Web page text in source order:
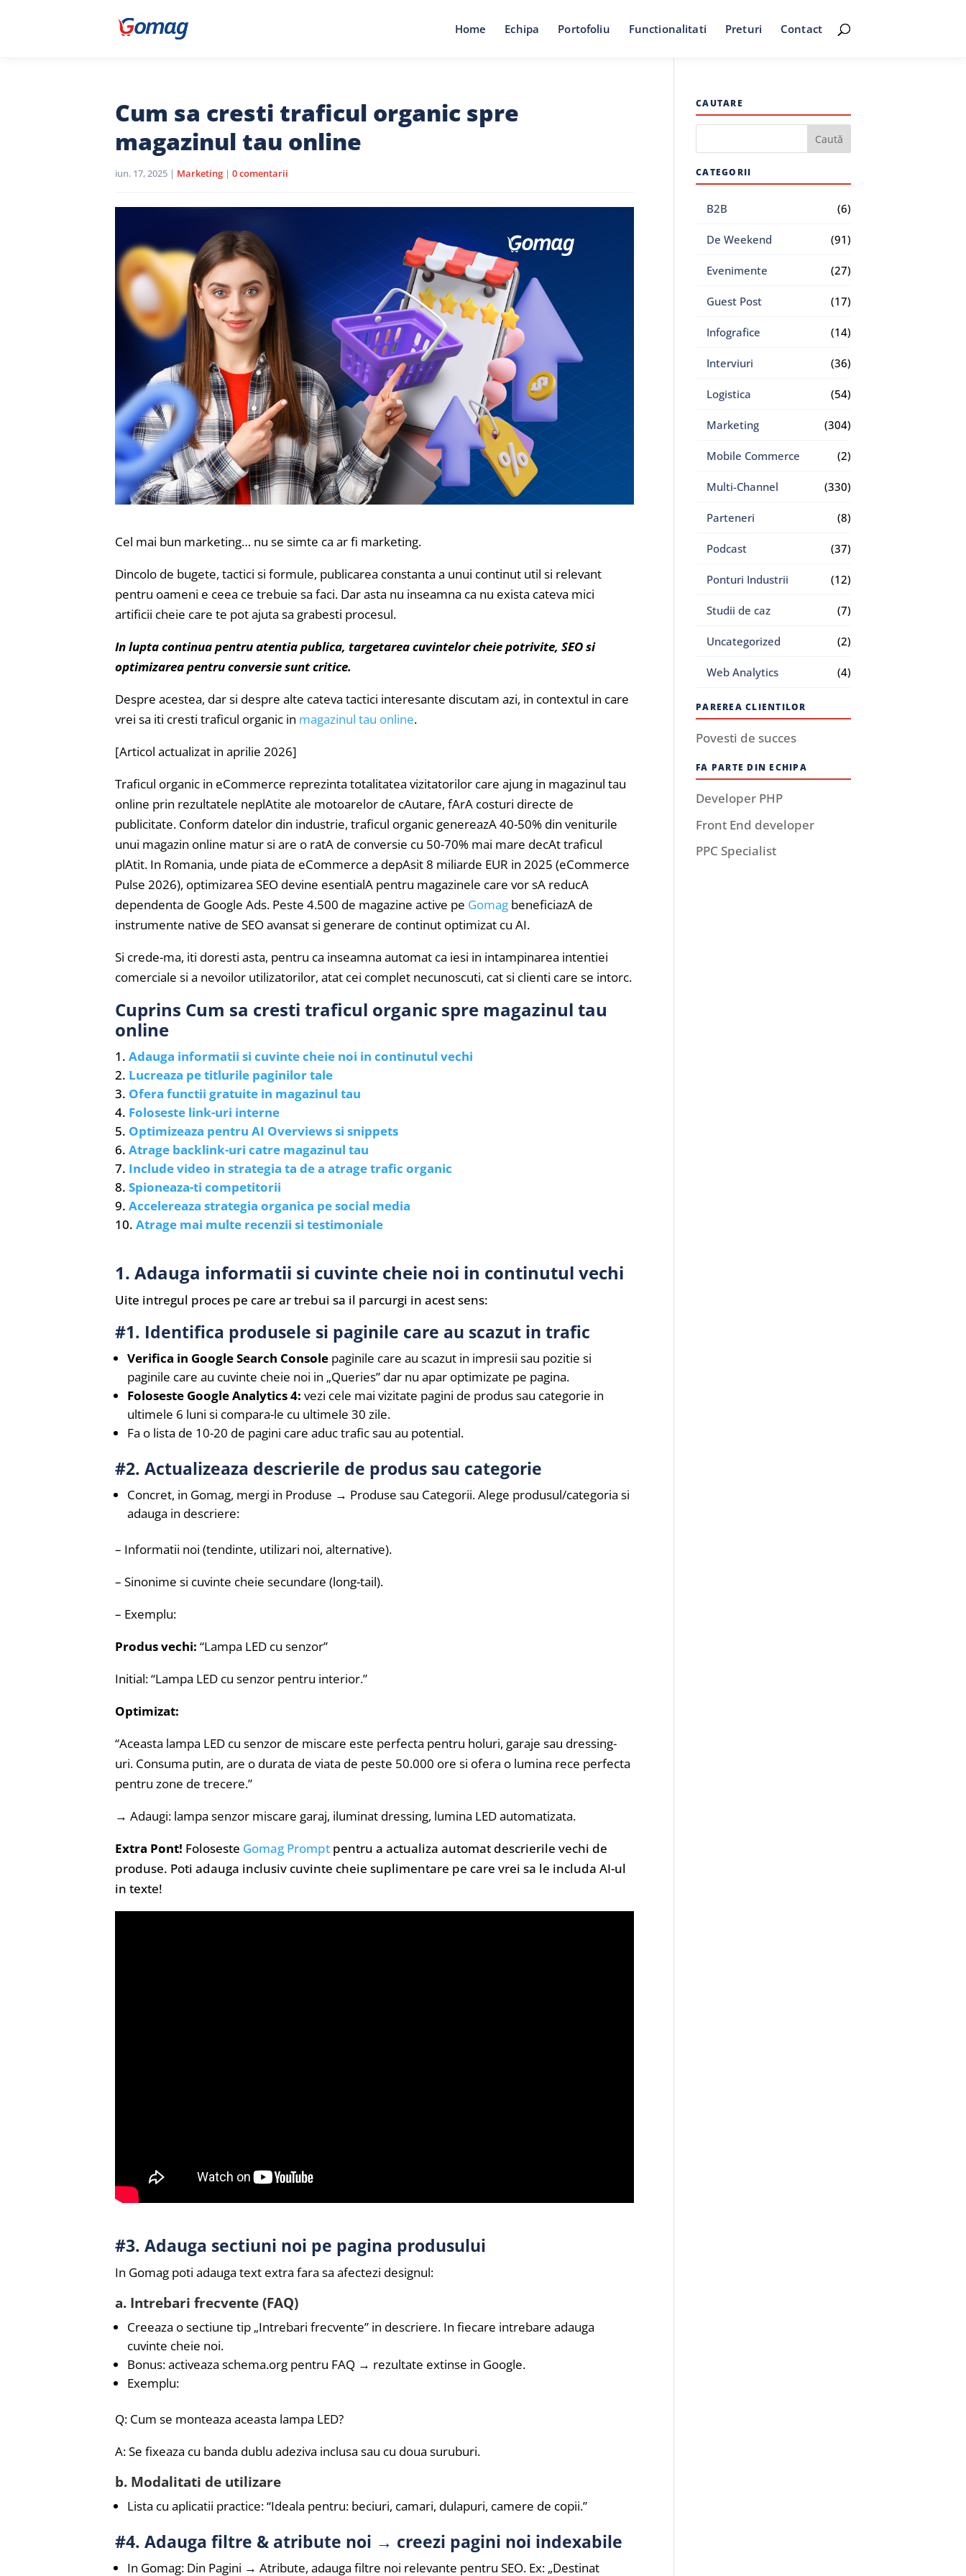
Home Echipa Portofoliu Functionalitati Preturi Contact
Cum sa cresti traficul organic spre
magazinul tau online
iun. 17, 2025 | Marketing | 0 comentarii
Cel mai bun marketing… nu se simte ca ar fi marketing.
Dincolo de bugete, tactici si formule, publicarea constanta a unui continut util si relevant
pentru oameni e ceea ce trebuie sa faci. Dar asta nu inseamna ca nu exista cateva mici
artificii cheie care te pot ajuta sa grabesti procesul.
In lupta continua pentru atentia publica, targetarea cuvintelor cheie potrivite, SEO si
optimizarea pentru conversie sunt critice.
Despre acestea, dar si despre alte cateva tactici interesante discutam azi, in contextul in care
vrei sa iti cresti traficul organic in magazinul tau online.
[Articol actualizat in aprilie 2026]
Traficul organic in eCommerce reprezinta totalitatea vizitatorilor care ajung in magazinul tau
online prin rezultatele neplAtite ale motoarelor de cAutare, fArA costuri directe de
publicitate. Conform datelor din industrie, traficul organic genereazA 40-50% din veniturile
unui magazin online matur si are o ratA de conversie cu 50-70% mai mare decAt traficul
plAtit. In Romania, unde piata de eCommerce a depAsit 8 miliarde EUR in 2025 (eCommerce
Pulse 2026), optimizarea SEO devine esentialA pentru magazinele care vor sA reducA
dependenta de Google Ads. Peste 4.500 de magazine active pe Gomag beneficiazA de
instrumente native de SEO avansat si generare de continut optimizat cu AI.
Si crede-ma, iti doresti asta, pentru ca inseamna automat ca iesi in intampinarea intentiei
comerciale si a nevoilor utilizatorilor, atat cei complet necunoscuti, cat si clienti care se intorc.
Cuprins Cum sa cresti traficul organic spre magazinul tau
online
Adauga informatii si cuvinte cheie noi in continutul vechi
Lucreaza pe titlurile paginilor tale
Ofera functii gratuite in magazinul tau
Foloseste link-uri interne
Optimizeaza pentru AI Overviews si snippets
Atrage backlink-uri catre magazinul tau
Include video in strategia ta de a atrage trafic organic
Spioneaza-ti competitorii
Accelereaza strategia organica pe social media
Atrage mai multe recenzii si testimoniale
1. Adauga informatii si cuvinte cheie noi in continutul vechi
Uite intregul proces pe care ar trebui sa il parcurgi in acest sens:
#1. Identifica produsele si paginile care au scazut in trafic
Verifica in Google Search Console paginile care au scazut in impresii sau pozitie si
paginile care au cuvinte cheie noi in „Queries” dar nu apar optimizate pe pagina.
Foloseste Google Analytics 4: vezi cele mai vizitate pagini de produs sau categorie in
ultimele 6 luni si compara-le cu ultimele 30 zile.
Fa o lista de 10-20 de pagini care aduc trafic sau au potential.
#2. Actualizeaza descrierile de produs sau categorie
Concret, in Gomag, mergi in Produse → Produse sau Categorii. Alege produsul/categoria si
adauga in descriere:
– Informatii noi (tendinte, utilizari noi, alternative).
– Sinonime si cuvinte cheie secundare (long-tail).
– Exemplu:
Produs vechi: “Lampa LED cu senzor”
Initial: “Lampa LED cu senzor pentru interior.”
Optimizat:
“Aceasta lampa LED cu senzor de miscare este perfecta pentru holuri, garaje sau dressing-
uri. Consuma putin, are o durata de viata de peste 50.000 ore si ofera o lumina rece perfecta
pentru zone de trecere.”
→ Adaugi: lampa senzor miscare garaj, iluminat dressing, lumina LED automatizata.
Extra Pont! Foloseste Gomag Prompt pentru a actualiza automat descrierile vechi de
produse. Poti adauga inclusiv cuvinte cheie suplimentare pe care vrei sa le includa AI-ul
in texte!
#3. Adauga sectiuni noi pe pagina produsului
In Gomag poti adauga text extra fara sa afectezi designul:
a. Intrebari frecvente (FAQ)
Creeaza o sectiune tip „Intrebari frecvente” in descriere. In fiecare intrebare adauga
cuvinte cheie noi.
Bonus: activeaza schema.org pentru FAQ → rezultate extinse in Google.
Exemplu:
Q: Cum se monteaza aceasta lampa LED?
A: Se fixeaza cu banda dublu adeziva inclusa sau cu doua suruburi.
b. Modalitati de utilizare
Lista cu aplicatii practice: “Ideala pentru: beciuri, camari, dulapuri, camere de copii.”
#4. Adauga filtre & atribute noi → creezi pagini noi indexabile
In Gomag: Din Pagini → Atribute, adauga filtre noi relevante pentru SEO. Ex: „Destinat
CAUTARE
CATEGORII
B2B (6)
De Weekend (91)
Evenimente (27)
Guest Post (17)
Infografice (14)
Interviuri (36)
Logistica (54)
Marketing (304)
Mobile Commerce (2)
Multi-Channel (330)
Parteneri (8)
Podcast (37)
Ponturi Industrii (12)
Studii de caz (7)
Uncategorized (2)
Web Analytics (4)
PAREREA CLIENTILOR
Povesti de succes
FA PARTE DIN ECHIPA
Developer PHP
Front End developer
PPC Specialist